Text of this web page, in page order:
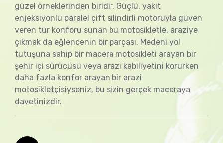
güzel örneklerinden biridir. Güçlü, yakıt
enjeksiyonlu paralel çift silindirli motoruyla güven
veren tur konforu sunan bu motosikletle, araziye
çıkmak da eğlencenin bir parçası. Medeni yol
tutuşuna sahip bir macera motosikleti arayan bir
şehir içi sürücüsü veya arazi kabiliyetini korurken
daha fazla konfor arayan bir arazi
motosikletçisiyseniz, bu sizin gerçek maceraya
davetinizdir.